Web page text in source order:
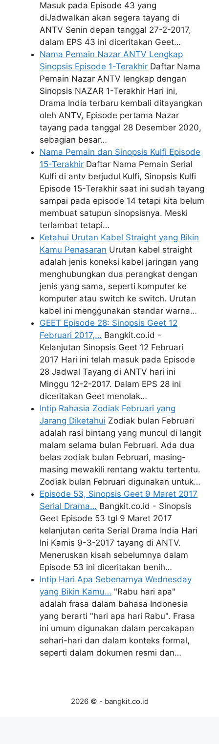
Masuk pada Episode 43 yang
diJadwalkan akan segera tayang di
ANTV Senin depan tanggal 27-2-2017,
dalam EPS 43 ini diceritakan Geet…
Nama Pemain Nazar ANTV Lengkap
Sinopsis Episode 1-Terakhir Daftar Nama
Pemain Nazar ANTV lengkap dengan
Sinopsis NAZAR 1-Terakhir Hari ini,
Drama India terbaru kembali ditayangkan
oleh ANTV, Episode pertama Nazar
tayang pada tanggal 28 Desember 2020,
sebagian besar…
Nama Pemain dan Sinopsis Kulfi Episode
15-Terakhir Daftar Nama Pemain Serial
Kulfi di antv berjudul Kulfi, Sinopsis Kulfi
Episode 15-Terakhir saat ini sudah tayang
sampai pada episode 14 tetapi kita belum
membuat satupun sinopsisnya. Meski
terlambat tetapi…
Ketahui Urutan Kabel Straight yang Bikin
Kamu Penasaran Urutan kabel straight
adalah jenis koneksi kabel jaringan yang
menghubungkan dua perangkat dengan
jenis yang sama, seperti komputer ke
komputer atau switch ke switch. Urutan
kabel ini menggunakan standar warna…
GEET Episode 28: Sinopsis Geet 12
Februari 2017,… Bangkit.co.id -
Kelanjutan Sinopsis Geet 12 Februari
2017 Hari ini telah masuk pada Episode
28 Jadwal Tayang di ANTV hari ini
Minggu 12-2-2017. Dalam EPS 28 ini
diceritakan Geet menolak…
Intip Rahasia Zodiak Februari yang
Jarang Diketahui Zodiak bulan Februari
adalah rasi bintang yang muncul di langit
malam selama bulan Februari. Ada dua
belas zodiak bulan Februari, masing-
masing mewakili rentang waktu tertentu.
Zodiak bulan Februari digunakan untuk…
Episode 53, Sinopsis Geet 9 Maret 2017
Serial Drama… Bangkit.co.id - Sinopsis
Geet Episode 53 tgl 9 Maret 2017
kelanjutan cerita Serial Drama India Hari
Ini Kamis 9-3-2017 tayang di ANTV.
Meneruskan kisah sebelumnya dalam
Episode 53 ini diceritakan benih…
Intip Hari Apa Sebenarnya Wednesday
yang Bikin Kamu… "Rabu hari apa"
adalah frasa dalam bahasa Indonesia
yang berarti "hari apa hari Rabu". Frasa
ini umum digunakan dalam percakapan
sehari-hari dan dalam konteks formal,
seperti dalam dokumen resmi dan…
2026 © - bangkit.co.id